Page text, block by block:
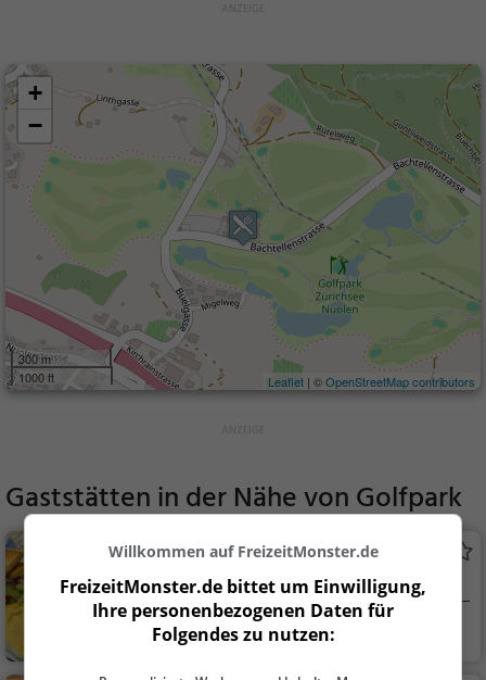
+
−
300 m
1000 ft
Leaflet | ©OpenStreetMap contributors
Gaststätten in der Nähe vonGolfpark
Restaurant Sonne
Schweizerisches Restaurant in Wangen SZ
Wangen SZ, Schw
Willkommen auf FreizeitMonster.de
FreizeitMonster.de bittet um Einwilligung,
Ihre personenbezogenen Daten für
Folgendes zu nutzen: